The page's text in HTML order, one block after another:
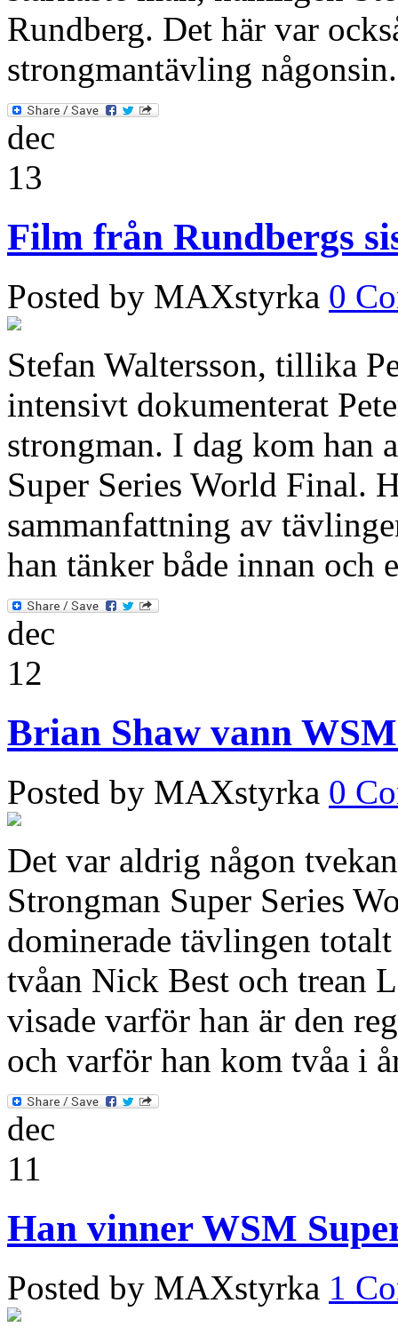
Rundberg. Det här var
strongmantävling
dec
13
Film från Rundbergs
Posted by MAXstyrka 0
Stefan Waltersson, tillika
intensivt dokumenterat
strongman. I dag kom han
Super Series World Final.
sammanfattning av
han tänker både innan
dec
12
Brian Shaw vann
Posted by MAXstyrka 0
Det var aldrig någon
Strongman Super Series
dominerade tävlingen
tvåan Nick Best och trean
visade varför han är den
och varför han kom tvåa i
dec
11
Han vinner WSM
Posted by MAXstyrka 1